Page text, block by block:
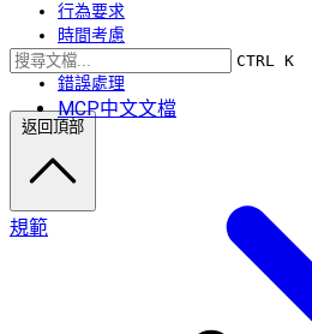
CTRL K
MCP中文文檔
行為要求
時間考慮
實施說明
錯誤處理
返回頂部
規範